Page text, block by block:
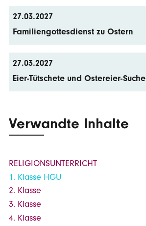
27.03.2027
Familiengottesdienst zu Ostern
27.03.2027
Eier-Tütschete und Ostereier-Suche
Verwandte Inhalte
RELIGIONSUNTERRICHT
1. Klasse HGU
2. Klasse
3. Klasse
4. Klasse